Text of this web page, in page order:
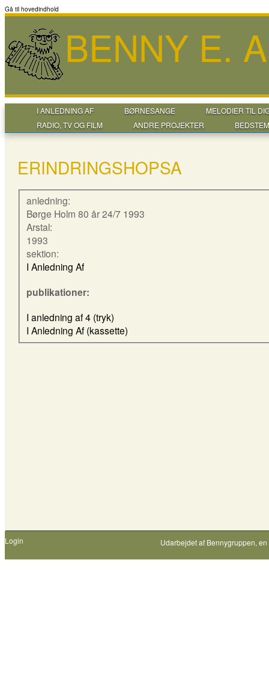
Gå til hovedindhold
BENNY E.
I ANLEDNING AF BØRNESANGE
MELODIER TIL
RADIO, TV OG FILM
ANDRE PROJEKTER
ERINDRINGSHOPSA
anledning:
Børge Holm 80 år 24/7 1993
Arstal:
1993
sektion:
I Anledning Af
publikationer:
I anledning af 4 (tryk)
I Anledning Af (kassette)
Login Udarbejdet af Bennygruppen,